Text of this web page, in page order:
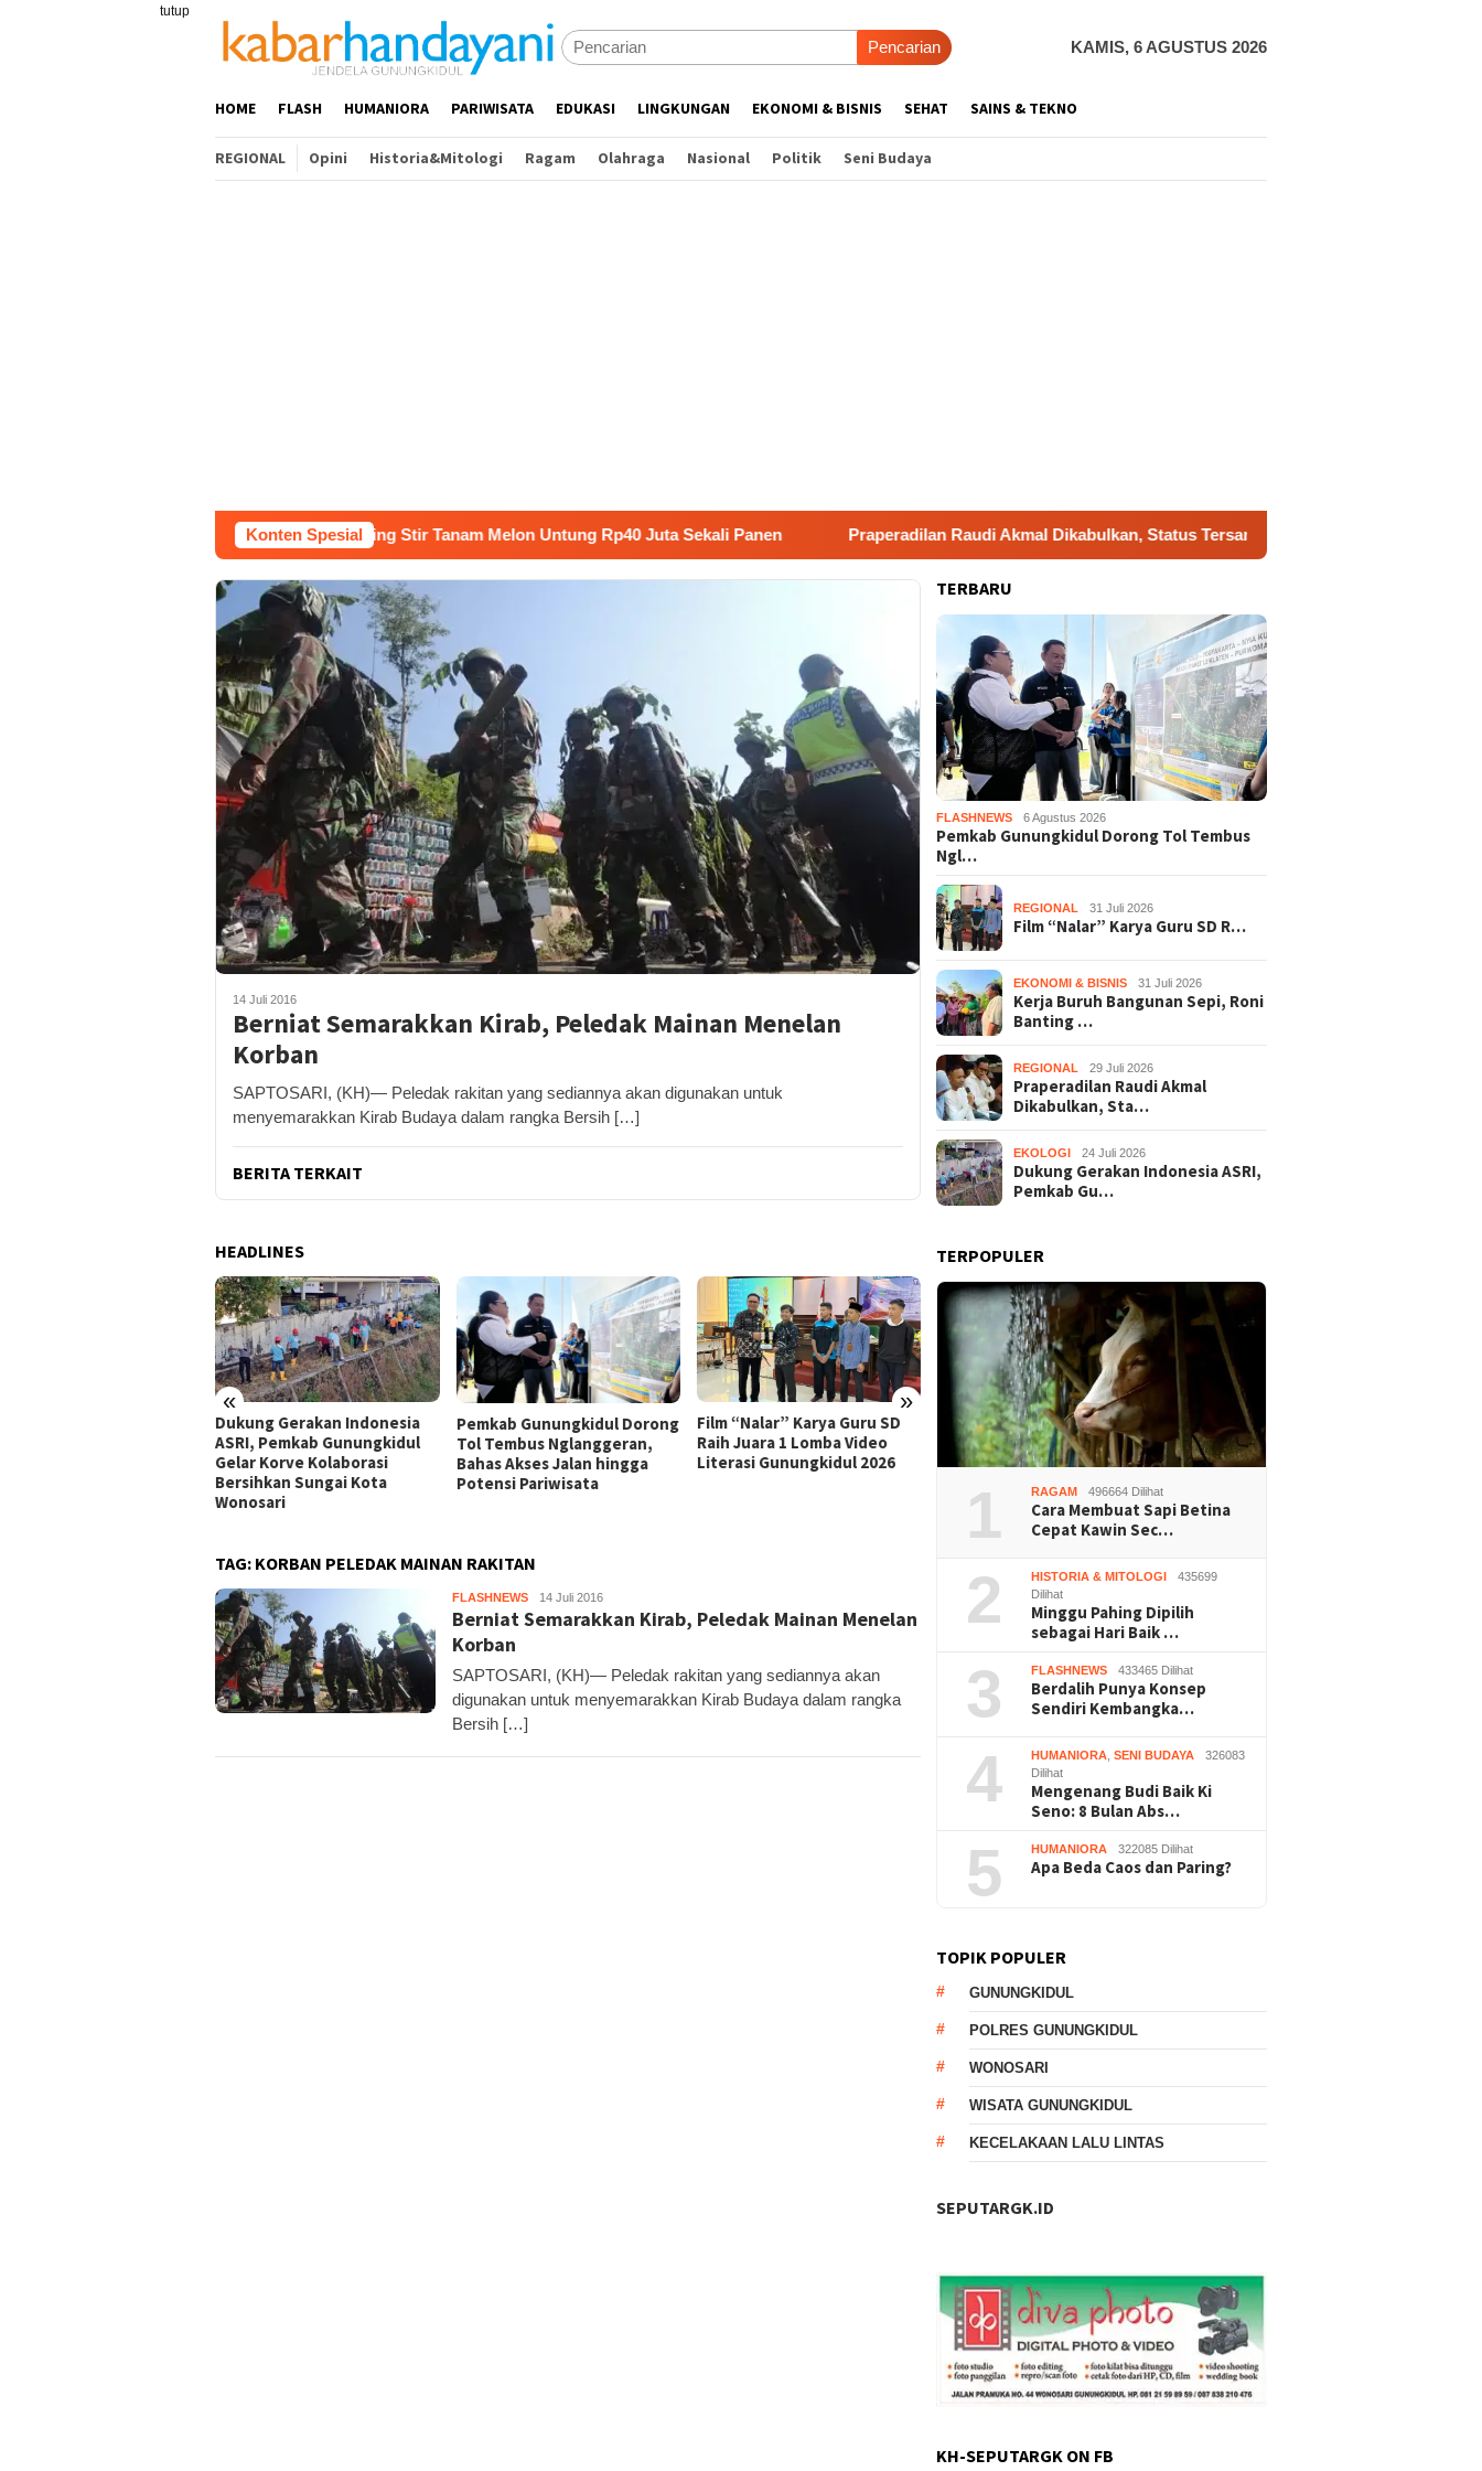
tutup
Pencarian KAMIS, 6 AGUSTUS 2026
HOME FLASH HUMANIORA PARIWISATA EDUKASI LINGKUNGAN EKONOMI & BISNIS SEHAT SAINS & TEKNO
REGIONAL Opini Historia&Mitologi Ragam Olahraga Nasional Politik Seni Budaya
Konten Spesial
Buruh Bangunan Sepi, Roni Banting Stir Tanam Melon Untung Rp40 Juta Sekali Panen Praperadilan Raudi Akmal Dikabulkan, Status Tersangka Gugur
14 Juli 2016
Berniat Semarakkan Kirab, Peledak Mainan Menelan
Korban
SAPTOSARI, (KH)— Peledak rakitan yang sediannya akan digunakan untuk
menyemarakkan Kirab Budaya dalam rangka Bersih […]
BERITA TERKAIT
HEADLINES
« »
Dukung Gerakan Indonesia
ASRI, Pemkab Gunungkidul
Gelar Korve Kolaborasi
Bersihkan Sungai Kota
Wonosari
Pemkab Gunungkidul Dorong
Tol Tembus Nglanggeran,
Bahas Akses Jalan hingga
Potensi Pariwisata
Film “Nalar” Karya Guru SD
Raih Juara 1 Lomba Video
Literasi Gunungkidul 2026
Kerja Buruh Bangunan Sepi,
Roni Banting Stir Tanam
Melon Untung Rp40 Juta
Sekali Panen
Praperadilan Raudi Akmal
Dikabulkan, Status
Tersangka Gugur
TAG: KORBAN PELEDAK MAINAN RAKITAN
FLASHNEWS Kandar
14 Juli 2016
Berniat Semarakkan Kirab, Peledak Mainan Menelan
Korban
SAPTOSARI, (KH)— Peledak rakitan yang sediannya akan
digunakan untuk menyemarakkan Kirab Budaya dalam rangka
Bersih […]
TERBARU
FLASHNEWS 6 Agustus 2026
Pemkab Gunungkidul Dorong Tol Tembus
Ngl…
REGIONAL 31 Juli 2026
Film “Nalar” Karya Guru SD R…
EKONOMI & BISNIS 31 Juli 2026
Kerja Buruh Bangunan Sepi, Roni
Banting …
REGIONAL 29 Juli 2026
Praperadilan Raudi Akmal
Dikabulkan, Sta…
EKOLOGI 24 Juli 2026
Dukung Gerakan Indonesia ASRI,
Pemkab Gu…
TERPOPULER
1 RAGAM 496664 Dilihat
Cara Membuat Sapi Betina
Cepat Kawin Sec…
2 HISTORIA & MITOLOGI
435699
Dilihat
Minggu Pahing Dipilih
sebagai Hari Baik …
3 FLASHNEWS 433465 Dilihat
Berdalih Punya Konsep
Sendiri Kembangka…
4 HUMANIORA ,SENI BUDAYA
326083
Dilihat
Mengenang Budi Baik Ki
Seno: 8 Bulan Abs…
5 HUMANIORA 322085 Dilihat
Apa Beda Caos dan Paring?
TOPIK POPULER
GUNUNGKIDUL
POLRES GUNUNGKIDUL
WONOSARI
WISATA GUNUNGKIDUL
KECELAKAAN LALU LINTAS
SEPUTARGK.ID
KH-SEPUTARGK ON FB